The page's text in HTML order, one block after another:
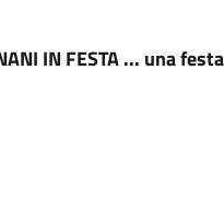
IN FESTA ... una festa